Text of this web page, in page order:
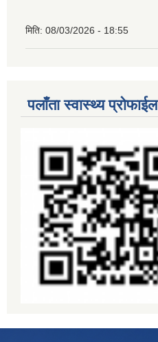
मिति: 08/03/2026 - 18:55
पलाँता स्वास्थ्य प्रोफाईल